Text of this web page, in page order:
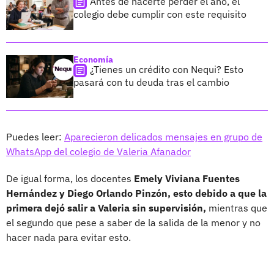
colegio debe cumplir con este requisito
Economía
¿Tienes un crédito con Nequi? Esto
pasará con tu deuda tras el cambio
Puedes leer: Aparecieron delicados mensajes en grupo de
WhatsApp del colegio de Valeria Afanador
De igual forma, los docentes Emely Viviana Fuentes
Hernández y Diego Orlando Pinzón, esto debido a que la
primera dejó salir a Valeria sin supervisión, mientras que
el segundo que pese a saber de la salida de la menor y no
hacer nada para evitar esto.